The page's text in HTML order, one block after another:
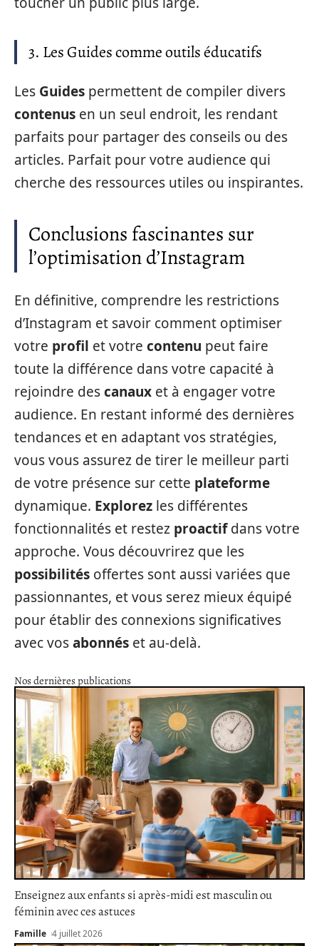
3. Les Guides comme outils éducatifs
Les Guides permettent de compiler divers
contenus en un seul endroit, les rendant
parfaits pour partager des conseils ou des
articles. Parfait pour votre audience qui
cherche des ressources utiles ou inspirantes.
Conclusions fascinantes sur
l’optimisation d’Instagram
En définitive, comprendre les restrictions
d’Instagram et savoir comment optimiser
votre profil et votre contenu peut faire
toute la différence dans votre capacité à
rejoindre descanaux et à engager votre
audience. En restant informé des dernières
tendances et en adaptant vos stratégies,
vous vous assurez de tirer le meilleur parti
de votre présence sur cette plateforme
dynamique. Explorez les différentes
fonctionnalités et restez proactifdans votre
approche. Vous découvrirez que les
possibilités offertes sont aussi variées que
passionnantes, et vous serez mieux équipé
pour établir des connexions significatives
avec vosabonnés et au-delà.
Nos dernières publications
Enseignez aux enfants si après-midi est masculin ou
féminin avec ces astuces
Famille 4 juillet 2026